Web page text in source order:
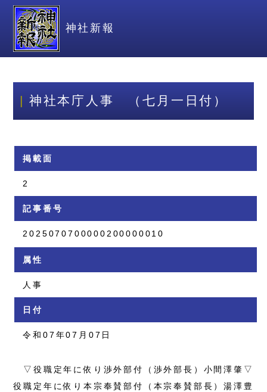
神社新報
神社本庁人事 （七月一日付）
掲載面
2
記事番号
2025070700000200000010
属性
人事
日付
令和07年07月07日
▽役職定年に依り渉外部付（渉外部長）小間澤肇▽
役職定年に依り本宗奉賛部付（本宗奉賛部長）湯澤豊